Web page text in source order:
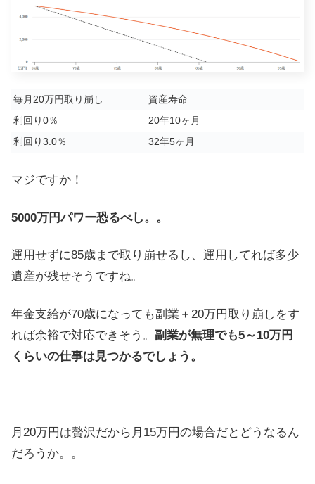
毎月20万円取り崩し
資産寿命
利回り0％
20年10ヶ月
利回り3.0％
32年5ヶ月
マジですか！
5000万円パワー恐るべし。。
運用せずに85歳まで取り崩せるし、運用してれば多少
遺産が残せそうですね。
年金支給が70歳になっても副業＋20万円取り崩しをす
れば余裕で対応できそう。 副業が無理でも5～10万円
くらいの仕事は見つかるでしょう。
月20万円は贅沢だから月15万円の場合だとどうなるん
だろうか。。